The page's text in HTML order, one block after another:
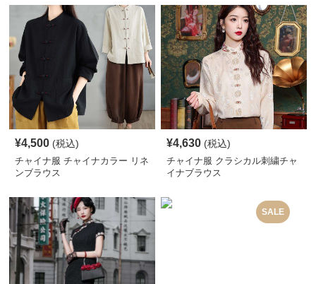
¥4,500 (税込)
チャイナ服 チャイナカラー リネ
ンブラウス
¥4,630 (税込)
チャイナ服 クラシカル刺繍チャ
イナブラウス
SALE